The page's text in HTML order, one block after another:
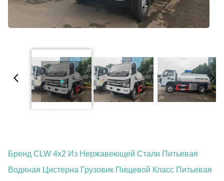
Бренд CLW 4x2 Из Нержавеющей Стали Питьевая
Водяная Цистерна Грузовик Пищевой Класс Питьевая